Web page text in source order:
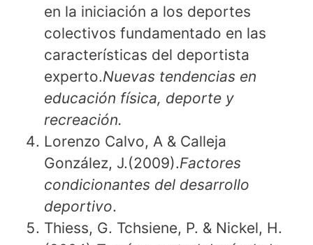
en la iniciación a los deportes
colectivos fundamentado en las
características del deportista
experto.Nuevas tendencias en
educación física, deporte y
recreación.
Lorenzo Calvo, A & Calleja
González, J.(2009).Factores
condicionantes del desarrollo
deportivo.
Thiess, G. Tchsiene, P. & Nickel, H.